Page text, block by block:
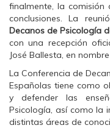
e
v
a
)
v
a
)
e
v
a
)
finalmente, la comisión
conclusiones. La
Decanos de Psicología
con una recepción
José Ballesta, en
La Conferencia de
Españolas tiene como
y defender las
Psicología, así como la
distintas áreas de